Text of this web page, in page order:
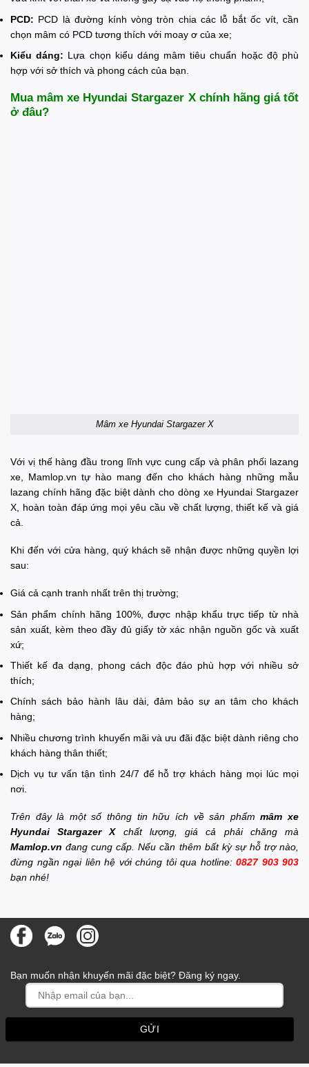
PCD: PCD là đường kính vòng tròn chia các lỗ bắt ốc vít, cần
chọn mâm có PCD tương thích với moay ơ của xe;
Kiểu dáng: Lựa chọn kiểu dáng mâm tiêu chuẩn hoặc độ phù
hợp với sở thích và phong cách của bạn.
Mua mâm xe Hyundai Stargazer X chính hãng giá tốt
ở đâu?
Mâm xe Hyundai Stargazer X
Với vị thế hàng đầu trong lĩnh vực cung cấp và phân phối lazang
xe, Mamlop.vn tự hào mang đến cho khách hàng những mẫu
lazang chính hãng đặc biệt dành cho dòng xe Hyundai Stargazer
X, hoàn toàn đáp ứng mọi yêu cầu về chất lượng, thiết kế và giá
cả.
Khi đến với cửa hàng, quý khách sẽ nhận được những quyền lợi
sau:
Giá cả cạnh tranh nhất trên thị trường;
Sản phẩm chính hãng 100%, được nhập khẩu trực tiếp từ nhà
sản xuất, kèm theo đầy đủ giấy tờ xác nhận nguồn gốc và xuất
xứ;
Thiết kế đa dạng, phong cách độc đáo phù hợp với nhiều sở
thích;
Chính sách bảo hành lâu dài, đảm bảo sự an tâm cho khách
hàng;
Nhiều chương trình khuyến mãi và ưu đãi đặc biệt dành riêng cho
khách hàng thân thiết;
Dịch vụ tư vấn tận tình 24/7 để hỗ trợ khách hàng mọi lúc mọi
nơi.
Trên đây là một số thông tin hữu ích về sản phẩm mâm xe
Hyundai Stargazer Xchất lượng, giá cả phải chăng mà
Mamlop.vnđang cung cấp. Nếu cần thêm bất kỳ sự hỗ trợ nào,
đừng ngần ngại liên hệ với chúng tôi qua hotline: 0827 903 903
bạn nhé!
Bạn muốn nhận khuyến mãi đặc biệt? Đăng ký ngay.